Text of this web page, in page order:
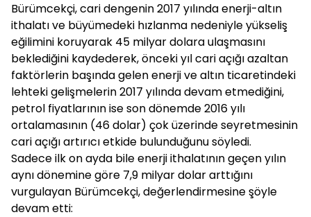
Bürümcekçi, cari dengenin 2017 yılında enerji-altın
ithalatı ve büyümedeki hızlanma nedeniyle yükseliş
eğilimini koruyarak 45 milyar dolara ulaşmasını
beklediğini kaydederek, önceki yıl cari açığı azaltan
faktörlerin başında gelen enerji ve altın ticaretindeki
lehteki gelişmelerin 2017 yılında devam etmediğini,
petrol fiyatlarının ise son dönemde 2016 yılı
ortalamasının (46 dolar) çok üzerinde seyretmesinin
cari açığı artırıcı etkide bulunduğunu söyledi.
Sadece ilk on ayda bile enerji ithalatının geçen yılın
aynı dönemine göre 7,9 milyar dolar arttığını
vurgulayan Bürümcekçi, değerlendirmesine şöyle
devam etti: